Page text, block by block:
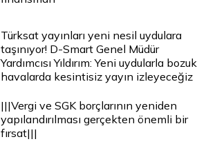
Türksat yayınları yeni nesil uydulara
taşınıyor! D-Smart Genel Müdür
Yardımcısı Yıldırım: Yeni uydularla bozuk
havalarda kesintisiz yayın izleyeceğiz
|||Vergi ve SGK borçlarının yeniden
yapılandırılması gerçekten önemli bir
fırsat|||